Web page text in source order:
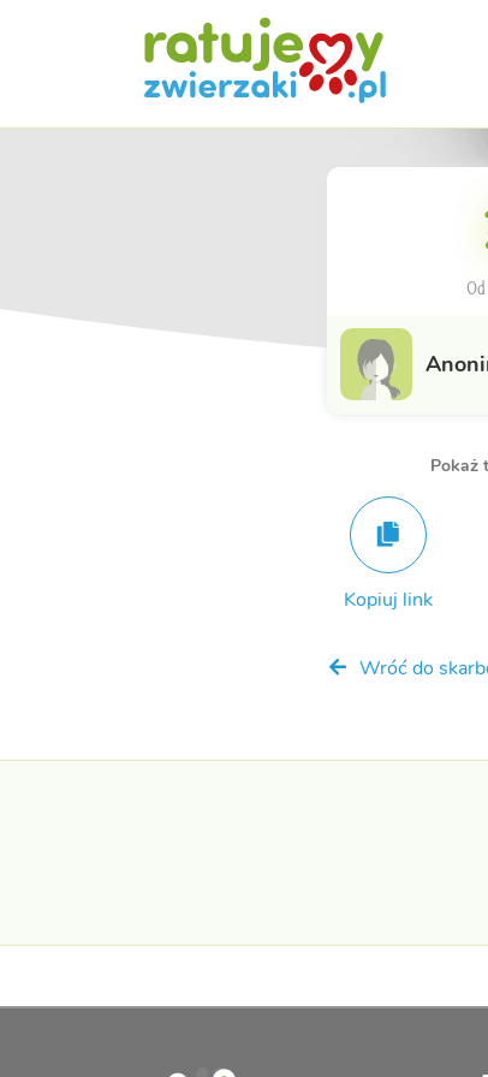
Pokaż
Kopiuj link
Wróć do